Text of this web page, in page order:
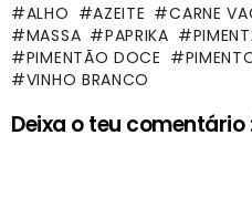
ALHO AZEITE CARNE
MASSA
PAPRIKA
PIMENTÃO DOCE
VINHO BRANCO
Deixa o teu comentário